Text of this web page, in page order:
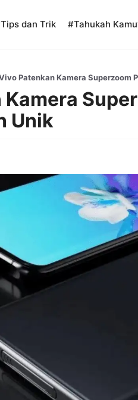
dan Trik #Tahukah
Patenkan Kamera Superzoom
Unik